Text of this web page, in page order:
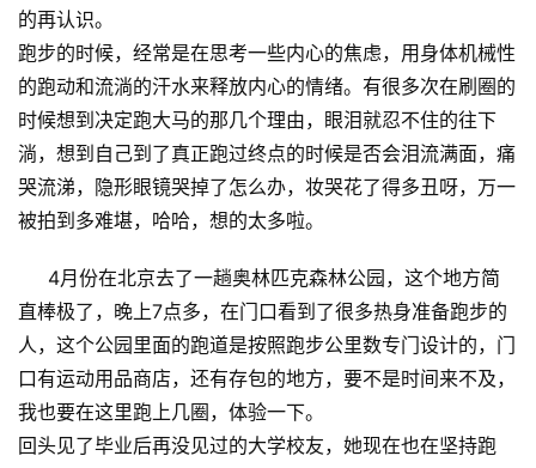
的再认识。
跑步的时候，经常是在思考一些内心的焦虑，用身体机械性
的跑动和流淌的汗水来释放内心的情绪。有很多次在刷圈的
时候想到决定跑大马的那几个理由，眼泪就忍不住的往下
淌，想到自己到了真正跑过终点的时候是否会泪流满面，痛
哭流涕，隐形眼镜哭掉了怎么办，妆哭花了得多丑呀，万一
被拍到多难堪，哈哈，想的太多啦。
4月份在北京去了一趟奥林匹克森林公园，这个地方简
直棒极了，晚上7点多，在门口看到了很多热身准备跑步的
人，这个公园里面的跑道是按照跑步公里数专门设计的，门
口有运动用品商店，还有存包的地方，要不是时间来不及，
我也要在这里跑上几圈，体验一下。
回头见了毕业后再没见过的大学校友，她现在也在坚持跑